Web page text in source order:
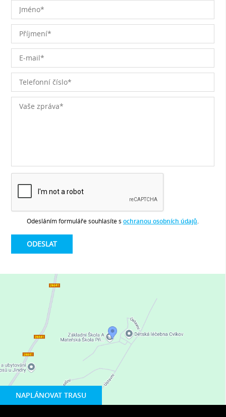
NAPLÁNOVAT TRASU
Odesláním formuláře souhlasíte s ochranou osobních údajů